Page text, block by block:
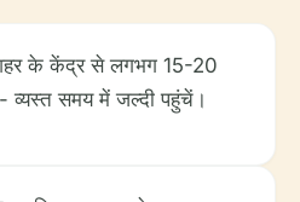
शहर के केंद्र से लगभग 15-20
- व्यस्त समय में जल्दी पहुंचें।